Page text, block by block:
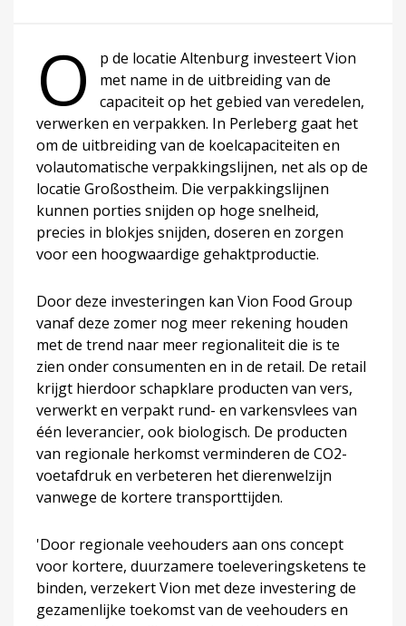
O
p de locatie Altenburg investeert Vion
met name in de uitbreiding van de
capaciteit op het gebied van veredelen,
verwerken en verpakken. In Perleberg gaat het
om de uitbreiding van de koelcapaciteiten en
volautomatische verpakkingslijnen, net als op de
locatie Großostheim. Die verpakkingslijnen
kunnen porties snijden op hoge snelheid,
precies in blokjes snijden, doseren en zorgen
voor een hoogwaardige gehaktproductie.
Door deze investeringen kan Vion Food Group
vanaf deze zomer nog meer rekening houden
met de trend naar meer regionaliteit die is te
zien onder consumenten en in de retail. De retail
krijgt hierdoor schapklare producten van vers,
verwerkt en verpakt rund- en varkensvlees van
één leverancier, ook biologisch. De producten
van regionale herkomst verminderen de CO2-
voetafdruk en verbeteren het dierenwelzijn
vanwege de kortere transporttijden.
'Door regionale veehouders aan ons concept
voor kortere, duurzamere toeleveringsketens te
binden, verzekert Vion met deze investering de
gezamenlijke toekomst van de veehouders en